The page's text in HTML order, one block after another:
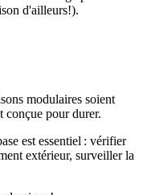
d'ailleurs!).
modulaires soient
conçue pour durer.
est essentiel : vérifier
extérieur, surveiller la